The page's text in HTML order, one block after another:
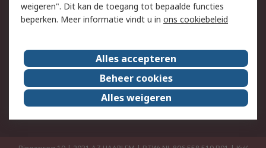
Algemene
verkoopvoorwaarden
Over RS
RS Group
Over ons
RS wereldwijd
Werken bij RS
ESG
weigeren". Dit kan de toegang tot bepaalde functies
beperken. Meer informatie vindt u in ons cookiebeleid
Alles accepteren
Beheer cookies
Alles weigeren